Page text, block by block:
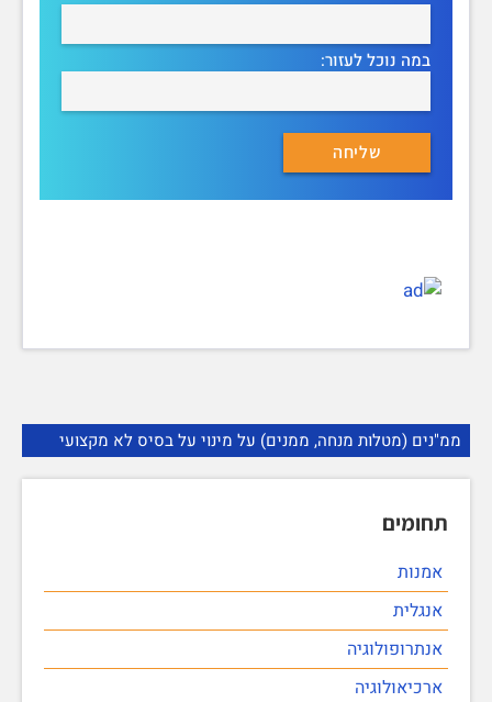
ממ"נים (מטלות מנחה, ממנים) על מינוי על בסיס לא מקצועי
תחומים
אמנות
אנגלית
אנתרופולוגיה
ארכיאולוגיה
במה נוכל לעזור: